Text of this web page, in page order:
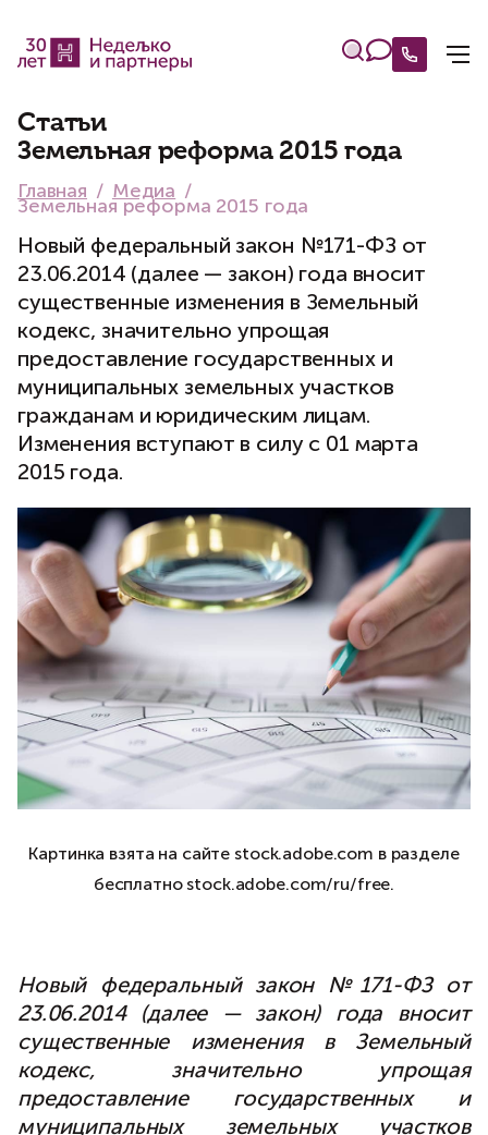
Статьи
Земельная реформа 2015 года
Главная Медиа
Земельная реформа 2015 года
Новый федеральный закон №171-ФЗ от
23.06.2014 (далее — закон) года вносит
существенные изменения в Земельный
кодекс, значительно упрощая
предоставление государственных и
муниципальных земельных участков
гражданам и юридическим лицам.
Изменения вступают в силу с 01 марта
2015 года.
Картинка взята на сайте stock.adobe.com в разделе
бесплатно stock.adobe.com/ru/free.
Новый федеральный закон №171-ФЗ от
23.06.2014 (далее — закон) года вносит
существенные изменения в Земельный
кодекс, значительно упрощая
предоставление государственных и
муниципальных земельных участков